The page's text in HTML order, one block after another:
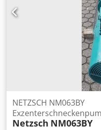
NETZSCH NM063BY
Netzsch NM063BY